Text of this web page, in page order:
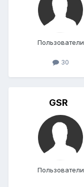
Пользователи
30
GSR
Пользователи